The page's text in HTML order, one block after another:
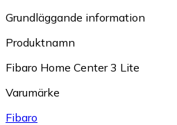
Grundläggande information
Produktnamn
Fibaro Home Center 3 Lite
Varumärke
Fibaro